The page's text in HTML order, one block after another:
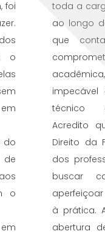
foi
o
do
o
toda a
ao longo
que
técnico
Acredito
Direito da
dos
buscar
à prática.
abertura